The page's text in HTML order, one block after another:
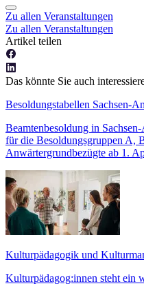
Zu allen Veranstaltungen
Zu allen Veranstaltungen
Artikel teilen
Das könnte Sie auch
Besoldungstabellen Sachsen-
Beamtenbesoldung in
für die Besoldungsgruppen A,
Anwärtergrundbezügte ab 1.
Kulturpädagogik und
Kulturpädagog:innen steht ein